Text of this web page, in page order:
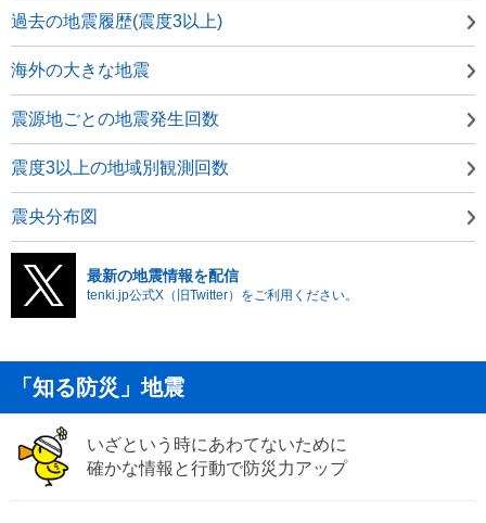
過去の地震履歴(震度3以上)
海外の大きな地震
震源地ごとの地震発生回数
震度3以上の地域別観測回数
震央分布図
最新の地震情報を配信
tenki.jp公式X（旧Twitter）をご利用ください。
「知る防災」地震
いざという時にあわてないために
確かな情報と行動で防災力アップ